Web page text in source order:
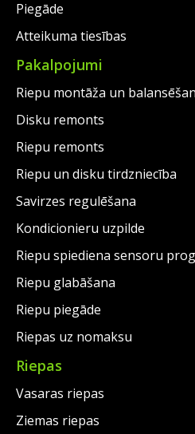
Piegāde
Atteikuma tiesības
Pakalpojumi
Riepu montāža un
Disku remonts
Riepu remonts
Riepu un disku tirdzniecība
Savirzes regulēšana
Kondicionieru uzpilde
Riepu spiediena sensoru
Riepu glabāšana
Riepu piegāde
Riepas uz nomaksu
Riepas
Vasaras riepas
Ziemas riepas